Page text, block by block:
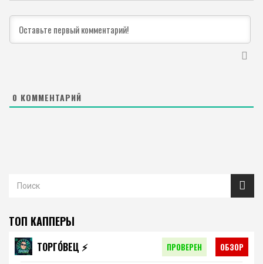
0 КОММЕНТАРИЙ
ТОП КАППЕРЫ
ТОРГО́ВЕЦ ⚡️ ПРОВЕРЕН ОБЗОР